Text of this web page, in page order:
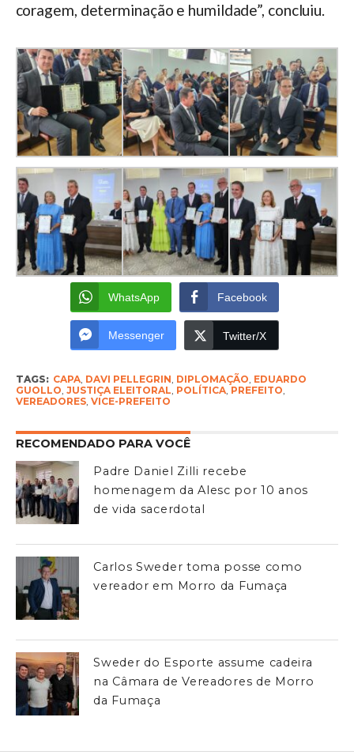
coragem, determinação e humildade”, concluiu.
WhatsApp Facebook
Messenger Twitter/X
TAGS: CAPA, DAVI PELLEGRIN, DIPLOMAÇÃO, EDUARDO
GUOLLO, JUSTIÇA ELEITORAL, POLÍTICA, PREFEITO,
VEREADORES, VICE-PREFEITO
RECOMENDADO PARA VOCÊ
Padre Daniel Zilli recebe
homenagem da Alesc por 10 anos
de vida sacerdotal
Carlos Sweder toma posse como
vereador em Morro da Fumaça
Sweder do Esporte assume cadeira
na Câmara de Vereadores de Morro
da Fumaça